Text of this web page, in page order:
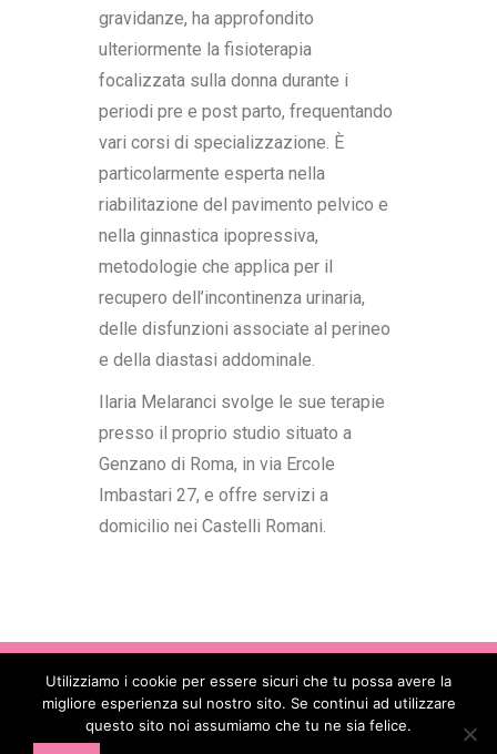
gravidanze, ha approfondito
ulteriormente la fisioterapia
focalizzata sulla donna durante i
periodi pre e post parto, frequentando
vari corsi di specializzazione. È
particolarmente esperta nella
riabilitazione del pavimento pelvico e
nella ginnastica ipopressiva,
metodologie che applica per il
recupero dell’incontinenza urinaria,
delle disfunzioni associate al perineo
e della diastasi addominale.
Ilaria Melaranci svolge le sue terapie
presso il proprio studio situato a
Genzano di Roma, in via Ercole
Imbastari 27, e offre servizi a
domicilio nei Castelli Romani.
Copyright © 2017 - 2026. All Rights
Reserved - Codice Fiscale: 90088850582 -
Partita IVA: 16478391002 - E-mail:
Utilizziamo i cookie per essere sicuri che tu possa avere la
migliore esperienza sul nostro sito. Se continui ad utilizzare
questo sito noi assumiamo che tu ne sia felice.